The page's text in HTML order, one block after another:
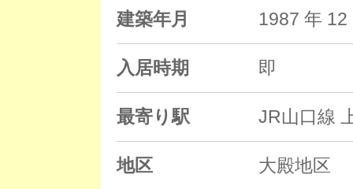
建築年月 1987 年
入居時期 即
最寄り駅 JR山口線
地区 大殿地区